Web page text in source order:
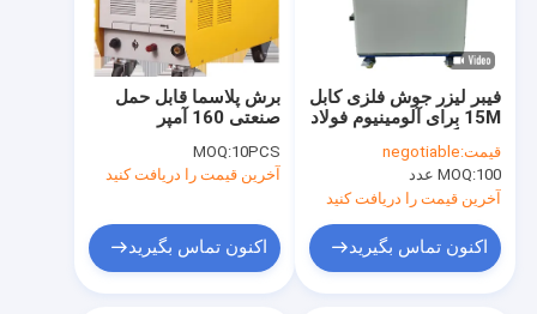
برش پلاسما قابل حمل
صنعتی 160 آمپر
MOQ:10PCS
آخرین قیمت را دریافت کنید
اکنون تماس بگیرید
فیبر لیزر جوش فلزی کابل
15M برای آلومینیوم فولاد
قیمت:negotiable
MOQ:100 عدد
آخرین قیمت را دریافت کنید
اکنون تماس بگیرید